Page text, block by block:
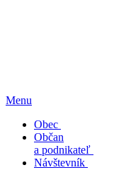
Menu
Obec
Občan
a podnikateľ
Návštevník